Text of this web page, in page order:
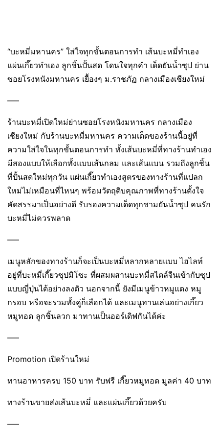
“บะหมี่มหานคร” ใส่ใจทุกขั้นตอนการทำ เส้นบะหมี่ทำเอง
แผ่นเกี๊ยวทำเอง ลูกชิ้นปั้นสด โดนใจทุกคำ เด็ดยันน้ำซุป ย่าน
ซอยโรงหนังมหานคร เยื้องๆ ม.ราชภัฏ กลางเมืองเชียงใหม่
—–
ร้านบะหมี่เปิดใหม่ย่านซอยโรงหนังมหานคร กลางเมือง
เชียงใหม่ กับร้านบะหมี่มหานคร ความเด็ดของร้านนี้อยู่ที่
ความใส่ใจในทุกขั้นตอนการทำ ทั้งเส้นบะหมี่ที่ทางร้านทำเอง
มีสองแบบให้เลือกทั้งแบบเส้นกลม และเส้นแบน รวมถึงลูกชิ้น
ที่ปั้นสดใหม่ทุกวัน แผ่นเกี๊ยวทำเองสูตรของทางร้านที่แปลก
ใหม่ไม่เหมือนที่ไหนๆ พร้อมวัตถุดิบคุณภาพที่ทางร้านตั้งใจ
คัดสรรมาเป็นอย่างดี รับรองความเด็ดทุกชามยันน้ำซุป คนรัก
บะหมี่ไม่ควรพลาด
—–
เมนูหลักของทางร้านก็จะเป็นบะหมี่หลากหลายแบบ ไฮไลท์
อยู่ที่บะหมี่เกี๊ยวซุปมิโซะ ที่ผสมผสานบะหมี่สไตล์จีนเข้ากับซุป
แบบญี่ปุ่นได้อย่างลงตัว นอกจากนี้ ยังมีเมนูข้าวหมูแดง หมู
กรอบ หรือจะรวมทั้งคู่ก็เลือกได้ และเมนูทานเล่นอย่างเกี๊ยว
หมูทอด ลูกชิ้นลวก มาทานเป็นออร์เดิฟกันได้ค่ะ
—–
Promotion เปิดร้านใหม่
ทานอาหารครบ 150 บาท รับฟรี เกี๊ยวหมูทอด มูลค่า 40 บาท
ทางร้านขายส่งเส้นบะหมี่ และแผ่นเกี๊ยวด้วยครับ
—–